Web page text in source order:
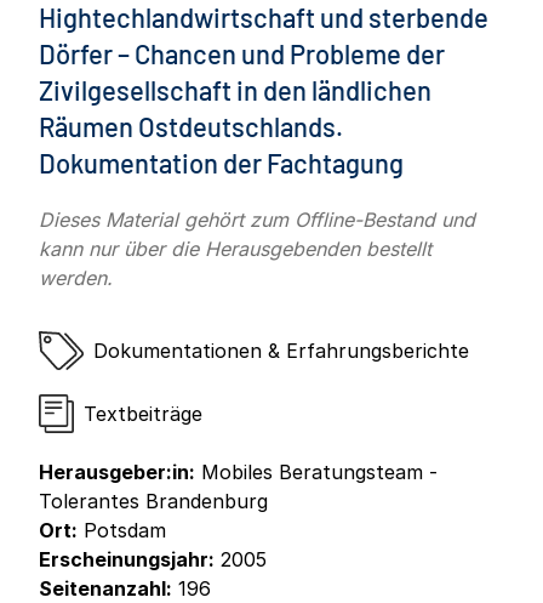
Hightechlandwirtschaft und sterbende
Dörfer – Chancen und Probleme der
Zivilgesellschaft in den ländlichen
Räumen Ostdeutschlands.
Dokumentation der Fachtagung
Dieses Material gehört zum Offline-Bestand und
kann nur über die Herausgebenden bestellt
werden.
Dokumentationen & Erfahrungsberichte
Textbeiträge
Herausgeber:in: Mobiles Beratungsteam -
Tolerantes Brandenburg
Ort: Potsdam
Erscheinungsjahr: 2005
Seitenanzahl: 196